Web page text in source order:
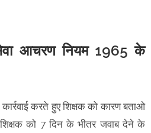
आचरण नियम 1965 के
करते हुए शिक्षक को कारण बताओ
शिक्षक को 7 दिन के भीतर जवाब देने के